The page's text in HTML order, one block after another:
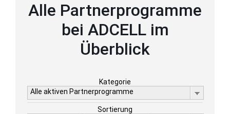
Alle Partnerprogramme
bei ADCELL im
Überblick
Kategorie
Alle aktiven Partnerprogramme
Sortierung